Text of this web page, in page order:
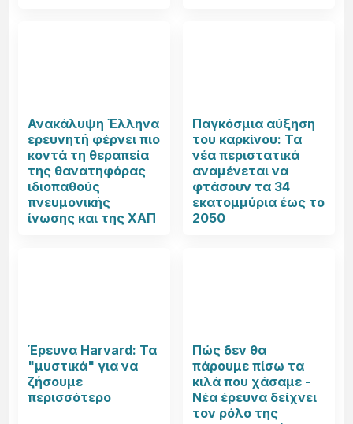
Ανακάλυψη Έλληνα
ερευνητή φέρνει πιο
κοντά τη θεραπεία
της θανατηφόρας
ιδιοπαθούς
πνευμονικής
ίνωσης και της ΧΑΠ
Παγκόσμια αύξηση
του καρκίνου: Τα
νέα περιστατικά
αναμένεται να
φτάσουν τα 34
εκατομμύρια έως το
2050
Έρευνα Harvard: Τα
"μυστικά" για να
ζήσουμε
περισσότερο
Πώς δεν θα
πάρουμε πίσω τα
κιλά που χάσαμε -
Νέα έρευνα δείχνει
τον ρόλο της